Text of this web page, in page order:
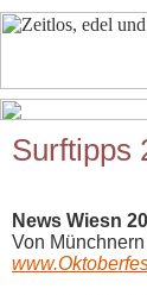
Surftipps
News Wiesn
Von